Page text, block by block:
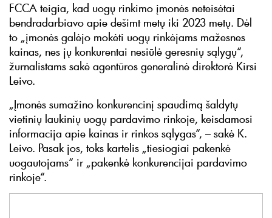
FCCA teigia, kad uogų rinkimo įmonės neteisėtai
bendradarbiavo apie dešimt metų iki 2023 metų. Dėl
to „įmonės galėjo mokėti uogų rinkėjams mažesnes
kainas, nes jų konkurentai nesiūlė geresnių sąlygų“,
žurnalistams sakė agentūros generalinė direktorė Kirsi
Leivo.
„Įmonės sumažino konkurencinį spaudimą šaldytų
vietinių laukinių uogų pardavimo rinkoje, keisdamosi
informacija apie kainas ir rinkos sąlygas“, – sakė K.
Leivo. Pasak jos, toks kartelis „tiesiogiai pakenkė
uogautojams“ ir „pakenkė konkurencijai pardavimo
rinkoje“.